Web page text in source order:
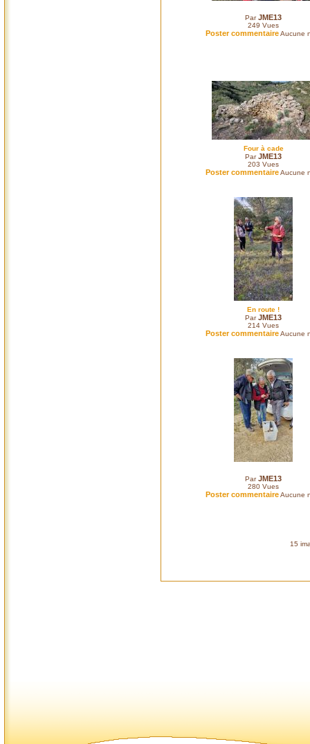
ParJME13
249 Vues
Poster commentaireAucune
Four à cade
ParJME13
203 Vues
Poster commentaireAucune
En route !
ParJME13
214 Vues
Poster commentaireAucune
ParJME13
280 Vues
Poster commentaireAucune
15